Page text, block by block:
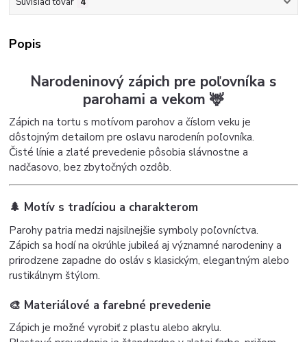
Popis
Narodeninový zápich pre poľovníka s
parohami a vekom 🦌
Zápich na tortu s motívom parohov a číslom veku je
dôstojným detailom pre oslavu narodenín poľovníka.
Čisté línie a zlaté prevedenie pôsobia slávnostne a
nadčasovo, bez zbytočných ozdôb.
🌲 Motív s tradíciou a charakterom
Parohy patria medzi najsilnejšie symboly poľovníctva.
Zápich sa hodí na okrúhle jubileá aj významné narodeniny a
prirodzene zapadne do osláv s klasickým, elegantným alebo
rustikálnym štýlom.
🎨 Materiálové a farebné prevedenie
Zápich je možné vyrobiť z plastu alebo akrylu.